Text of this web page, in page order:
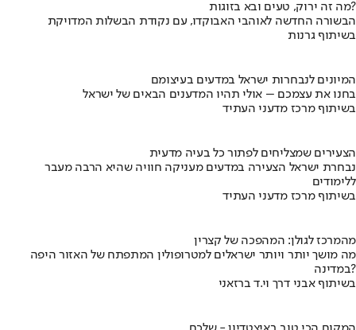
מה זה ירוק, טעים ובא בזוגות?
הבשורה החדשה לאוהבי האבוקדו, עם נקודת הבשלות המדויקת
בשיתוף גרנות
המיונים לנבחרות ישראל במדעים בעיצומם
בחנו את עצמכם – אולי תהיו המדענים הבאים של ישראל
בשיתוף מרכז מדעני העתיד
הצעירים שמצליחים לפתור כל בעיה מדעית
נבחרת ישראל הצעירה במדעים מעניקה חוויה שהיא הרבה מעבר
ללימודים
בשיתוף מרכז מדעני העתיד
מהמרכז לגולן: המהפכה של קצרין
מה מושך יותר ויותר ישראלים למטרופולין המתפתח של האזור היפה
במדינה?
בשיתוף אבני דרך וי.ד ברזאני